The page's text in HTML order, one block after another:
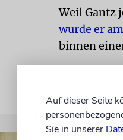
Weil Gantz
wurde er
binnen
Auf dieser Seite
Sie in unserer